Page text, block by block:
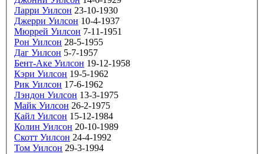
Ларри Уилсон 23-10-1930
Джерри Уилсон 10-4-1937
Мюррей Уилсон 7-11-1951
Рон Уилсон 28-5-1955
Даг Уилсон 5-7-1957
Бент-Аке Уилсон 19-12-1958
Кэри Уилсон 19-5-1962
Рик Уилсон 17-6-1962
Лэндон Уилсон 13-3-1975
Майк Уилсон 26-2-1975
Кайл Уилсон 15-12-1984
Колин Уилсон 20-10-1989
Скотт Уилсон 24-4-1992
Том Уилсон 29-3-1994